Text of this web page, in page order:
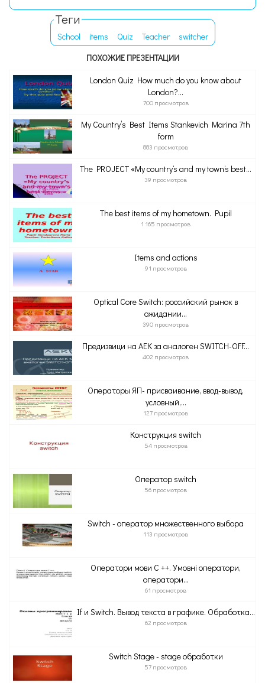
Теги
School items Quiz Teacher
switcher
ПОХОЖИЕ ПРЕЗЕНТАЦИИ
London Quiz How much do you know about
London?...
700 просмотров
My Country’s Best Items Stankevich Marina 7th
form
883 просмотров
The PROJECT «My country‘s and my town‘s best...
39 просмотров
The best items of my hometown. Pupil
1 165 просмотров
Items and actions
91 просмотров
Optical Core Switch: российский рынок в
ожидании...
390 просмотров
Предизвици на АЕК за аналоген SWITCH-OFF...
402 просмотров
Операторы ЯП- присваивание, ввод-вывод,
условный,...
127 просмотров
Конструкция switch
54 просмотров
Оператор switch
56 просмотров
Switch - оператор множественного выбора
113 просмотров
Оператори мови С ++. Умовні оператори,
оператори...
61 просмотров
If и Switch. Вывод текста в графике. Обработка...
62 просмотров
Switch Stage - stage обработки
57 просмотров